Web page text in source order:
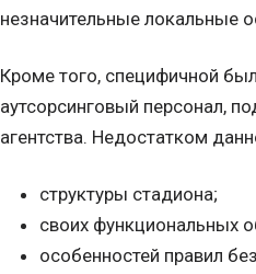
незначительные локальные
Кроме того, специфичной
аутсорсинговый персонал,
агентства. Недостатком
структуры стадиона;
своих функциональных
особенностей правил